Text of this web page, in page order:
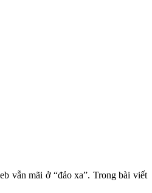
vẫn mãi ở “đảo xa”. Trong bài viết